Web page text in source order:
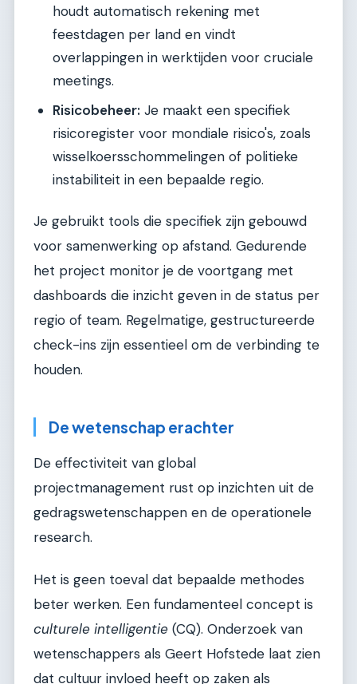
houdt automatisch rekening met
feestdagen per land en vindt
overlappingen in werktijden voor cruciale
meetings.
Risicobeheer: Je maakt een specifiek
risicoregister voor mondiale risico's, zoals
wisselkoersschommelingen of politieke
instabiliteit in een bepaalde regio.
Je gebruikt tools die specifiek zijn gebouwd
voor samenwerking op afstand. Gedurende
het project monitor je de voortgang met
dashboards die inzicht geven in de status per
regio of team. Regelmatige, gestructureerde
check-ins zijn essentieel om de verbinding te
houden.
De wetenschap erachter
De effectiviteit van global
projectmanagement rust op inzichten uit de
gedragswetenschappen en de operationele
research.
Het is geen toeval dat bepaalde methodes
beter werken. Een fundamenteel concept is
culturele intelligentie (CQ). Onderzoek van
wetenschappers als Geert Hofstede laat zien
dat cultuur invloed heeft op zaken als